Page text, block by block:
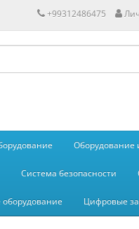
+99312486475
Оборудование
Система безопасности
Цифровые